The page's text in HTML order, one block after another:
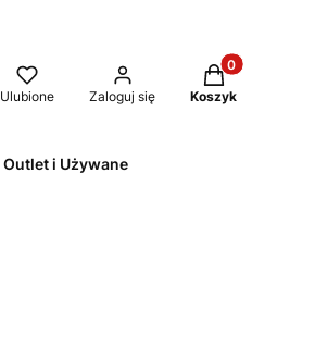
Ulubione Zaloguj się
Produkty w
Koszyk
Outlet i Używane